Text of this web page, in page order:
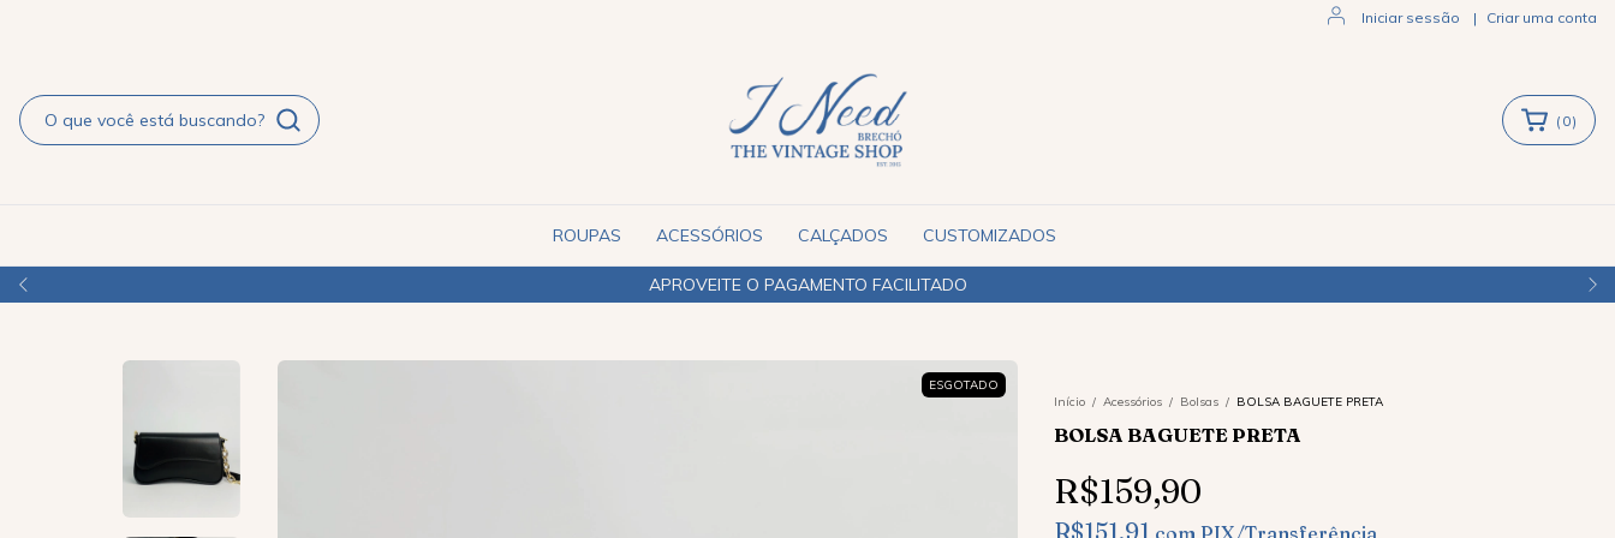
Iniciar sessão | Criar uma conta
APROVEITE O PAGAMENTO FACILITADO
( 0)
ROUPAS ACESSÓRIOS CALÇADOS CUSTOMIZADOS
ESGOTADO
Início / Acessórios / Bolsas / BOLSA BAGUETE PRETA
BOLSA BAGUETE PRETA
R$159,90
R$151,91 com PIX/Transferência